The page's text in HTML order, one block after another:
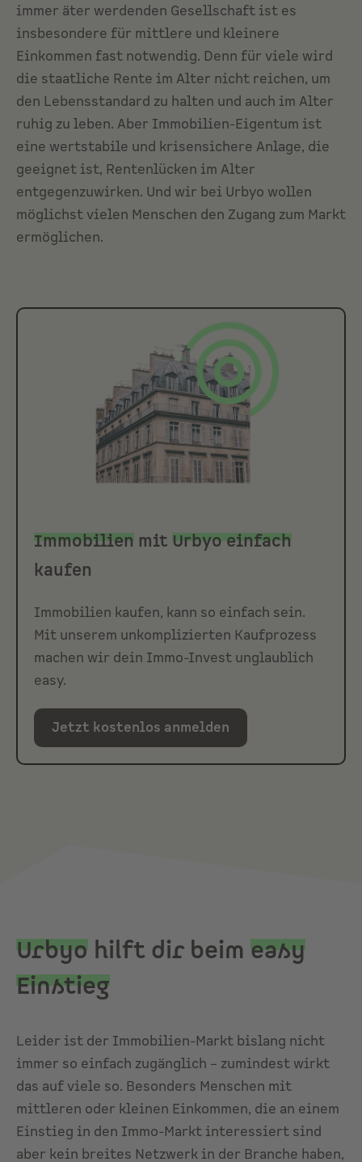
immer äter werdenden Gesellschaft ist es
insbesondere für mittlere und kleinere
Einkommen fast notwendig. Denn für viele wird
die staatliche Rente im Alter nicht reichen, um
den Lebensstandard zu halten und auch im Alter
ruhig zu leben. Aber Immobilien-Eigentum ist
eine wertstabile und krisensichere Anlage, die
geeignet ist, Rentenlücken im Alter
entgegenzuwirken. Und wir bei Urbyo wollen
möglichst vielen Menschen den Zugang zum Markt
ermöglichen.
Immobilien mit Urbyo einfach
kaufen
Immobilien kaufen, kann so einfach sein.
Mit unserem unkomplizierten Kaufprozess
machen wir dein Immo-Invest unglaublich
easy.
Jetzt kostenlos anmelden
Urbyo hilft dir beim easy
Einstieg
Leider ist der Immobilien-Markt bislang nicht
immer so einfach zugänglich – zumindest wirkt
das auf viele so. Besonders Menschen mit
mittleren oder kleinen Einkommen, die an einem
Einstieg in den Immo-Markt interessiert sind
aber kein breites Netzwerk in der Branche haben,